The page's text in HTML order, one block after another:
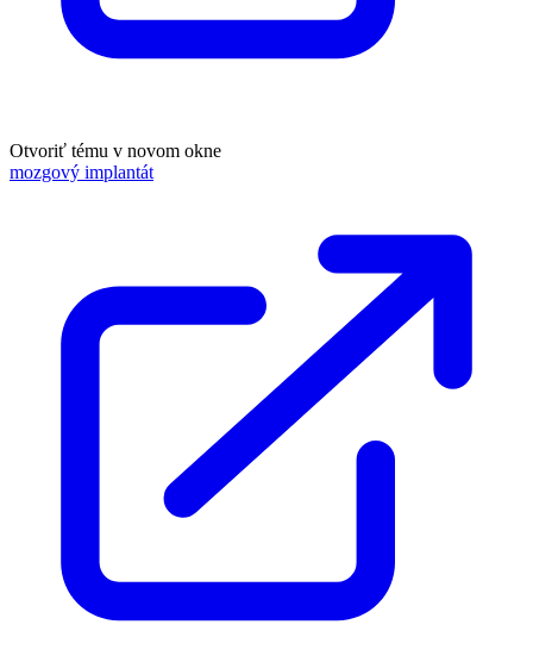
Otvoriť tému v novom okne
mozgový implantát